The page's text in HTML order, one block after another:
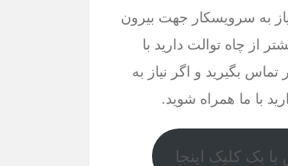
به سرویسکار جهت بیرون
از چاه توالت دارید با
تماس بگیرید و اگر نیاز به
با ما همراه شوید.
یک کلیک اینجا